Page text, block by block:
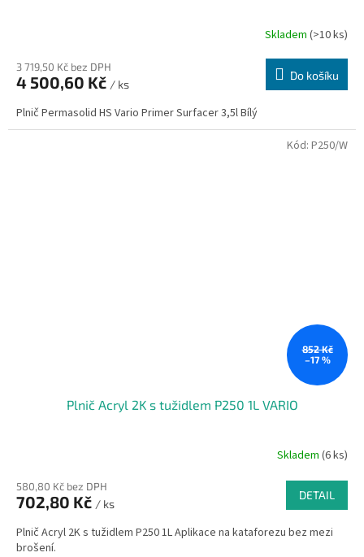
Skladem (>10 ks)
3 719,50 Kč bez DPH
4 500,60 Kč / ks
Do košíku
Plnič Permasolid HS Vario Primer Surfacer 3,5l Bílý
852 Kč
–17 %
Plnič Acryl 2K s tužidlem P250 1L VARIO
Skladem (6 ks)
580,80 Kč bez DPH
702,80 Kč / ks
DETAIL
Plnič Acryl 2K s tužidlem P250 1L Aplikace na kataforezu bez mezi
brošení.
Kód: P250/W